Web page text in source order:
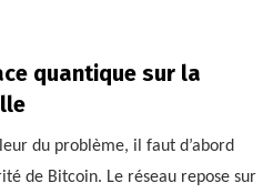
quantique sur la
du problème, il faut d’abord
de Bitcoin. Le réseau repose sur